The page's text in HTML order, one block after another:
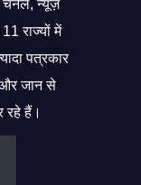
चैनल, न्यूज़
राज्यों में
पत्रकार
और जान से
रहे हैं।